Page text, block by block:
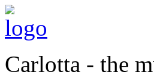
Carlotta - the